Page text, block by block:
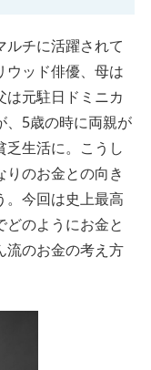
ルチに活躍されて
ウッド俳優、母は
は元駐日ドミニカ
、5歳の時に両親が
乏生活に。こうし
のお金との向き
。今回は史上最高
のようにお金と
流のお金の考え方